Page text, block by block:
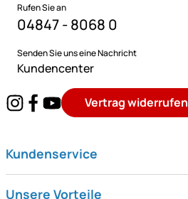
Rufen Sie an
04847 - 8068 0
Senden Sie uns eine Nachricht
Kundencenter
Vertrag widerrufen
Kundenservice
Unsere Vorteile